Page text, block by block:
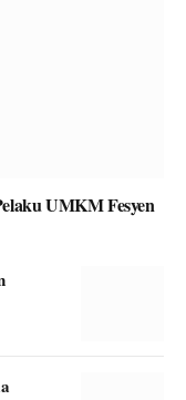
UMKM Fesyen